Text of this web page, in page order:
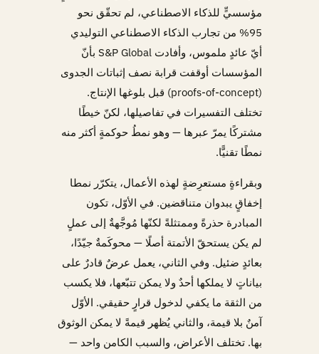
مؤسسيٍّ للذكاء الاصطناعي، لم تحقّق نحو
95% من تجارب الذكاء الاصطناعي التوليدي
أيّ عائدٍ ملموس، وأفادت S&P Global بأنّ
المؤسسات أوقفت قرابة نصف إثباتات الجدوى
(proofs-of-concept) قبل بلوغها الإنتاج.
تختلف التفسيرات في تفاصيلها، لكنّ خيطًا
مشتركًا يمرّ عبرها — وهو نمطُ حوكمةٍ أكثر منه
نمطًا تقنيًّا.
وبقراءةٍ مستعرِضةٍ لهذه الأعمال، يتكرّر نمطا
إخفاقٍ يبدوان متناقضين. في الأوّل، تكون
المبادرة حذرةً وممتثلةً لكنّها مُوجَّهةٌ إلى عملٍ
لم يكن يستحقّ الأتمتة أصلًا — محوكَمةٌ جيّدًا،
بعائدٍ ضئيل. وفي الثاني، يعمل عرضٌ قادرٌ على
بياناتٍ لا يملكها أحدٌ ولا يمكن تتبّعها، فلا يكسب
من الثقة ما يكفي لدخول قرارٍ حقيقي. الأوّل
آمنٌ بلا قيمة، والثاني يُظهر قيمةً لا يمكن الوثوق
بها. تختلف الأعراض، والسبب الكامن واحد —